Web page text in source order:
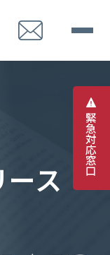
緊
急
対
応
窓
口
ース